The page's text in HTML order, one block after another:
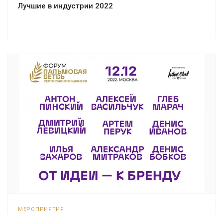
Лучшие в индустрии 2022
МЕРОПРИЯТИЯ